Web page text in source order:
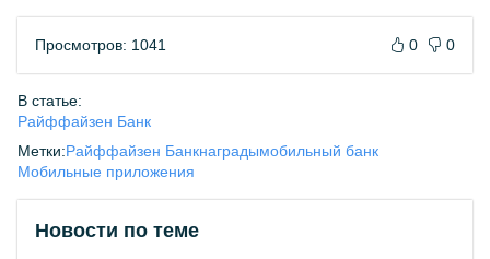
Просмотров: 1041 0 0
В статье:
Райффайзен Банк
Метки:Райффайзен Банкнаградымобильный банк
Мобильные приложения
Новости по теме